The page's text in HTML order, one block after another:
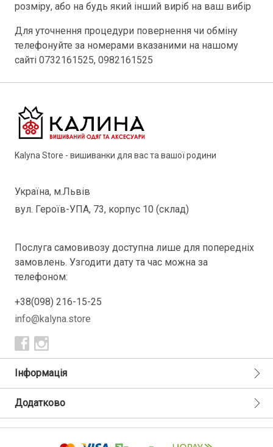
розміру, або на будь який інший виріб на ваш вибір
Для уточнення процедури повернення чи обміну
телефонуйте за номерами вказаними на нашому
сайті 0732161525, 0982161525
Kalyna Store - вишиванки для вас та вашої родини
Україна, м.Львів
вул. Героїв-УПА, 73, корпус 10 (склад)
Послуга самовивозу доступна лише для попередніх
замовлень. Узгодити дату та час можна за
телефоном:
+38(098) 216-15-25
info@kalyna.store
Інформація
Додатково